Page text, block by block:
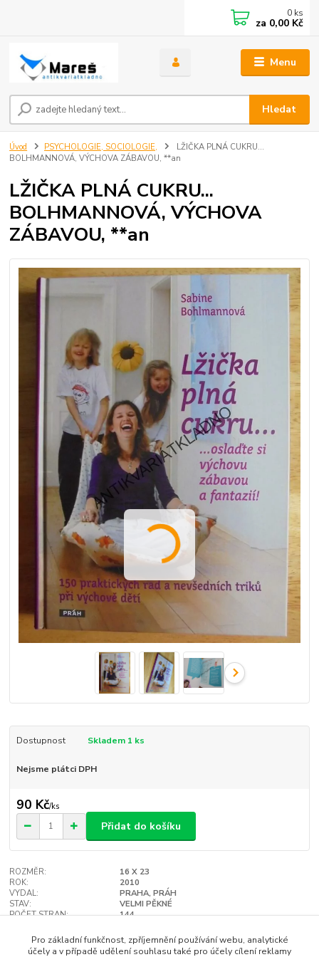
Menu
Hledat
0 ks
za 0,00 Kč
Úvod PSYCHOLOGIE, SOCIOLOGIE,
LŽIČKA PLNÁ CUKRU...
BOLHMANNOVÁ, VÝCHOVA ZÁBAVOU, **an
LŽIČKA PLNÁ CUKRU...
BOLHMANNOVÁ, VÝCHOVA
ZÁBAVOU, **an
Dostupnost Skladem 1 ks
Nejsme plátci DPH
90 Kč/ks
Přidat do košíku
ROZMĚR:
16 X 23
ROK:
2010
VYDAL:
PRAHA, PRÁH
STAV:
VELMI PĚKNÉ
POČET STRAN:
144
Hlídat cenu / dostupnost
Pro základní funkčnost, zpříjemnění používání webu, analytické
účely a v případě udělení souhlasu také pro účely cílení reklamy